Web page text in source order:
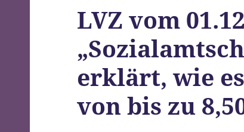
LVZ vom
erklärt, wie
von bis zu